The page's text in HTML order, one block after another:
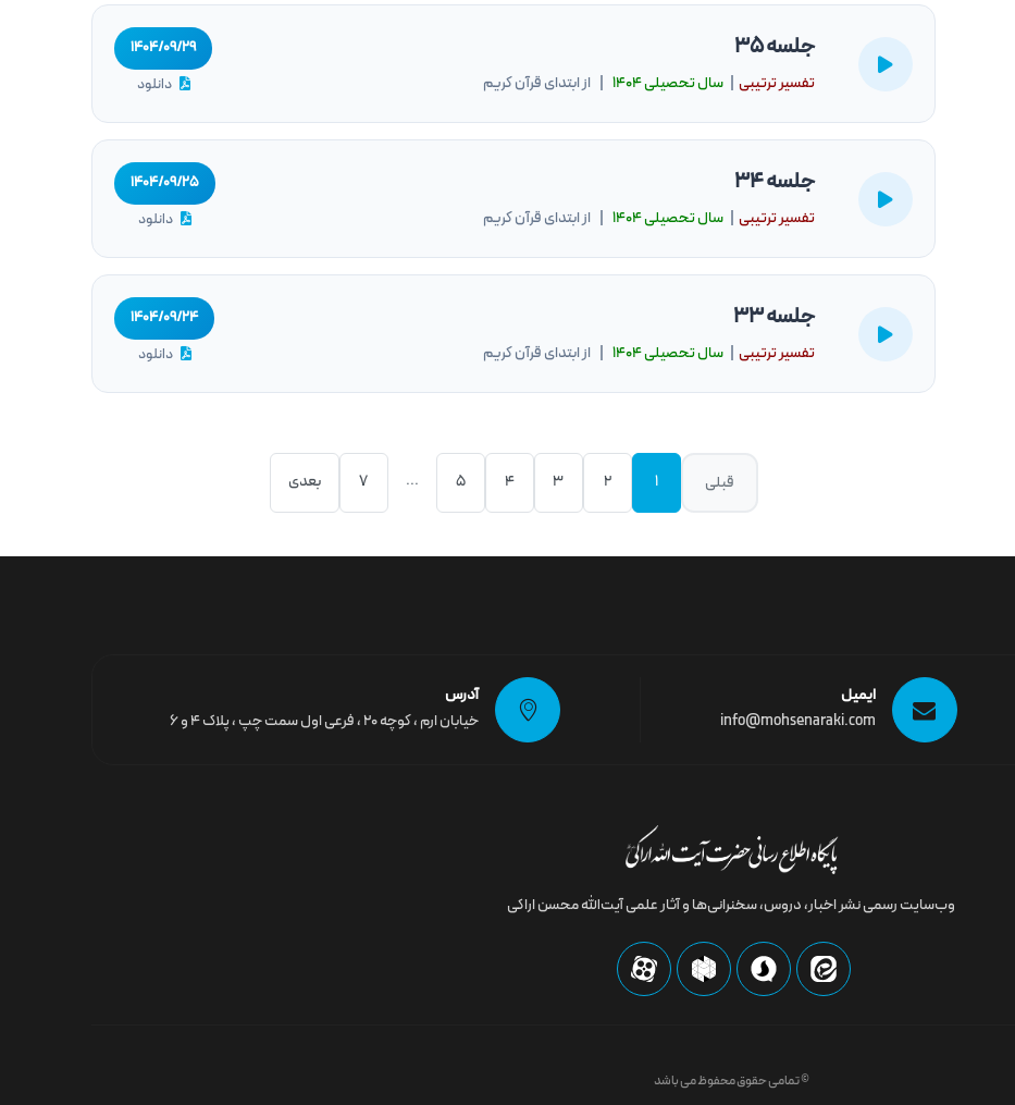
جلسه 35
تفسیر ترتیبی | سال تحصيلى ۱۴۰۴ | از ابتدای قرآن کریم
۱۴۰۴/۰۹/۲۹
دانلود
جلسه 34
تفسیر ترتیبی | سال تحصيلى ۱۴۰۴ | از ابتدای قرآن کریم
۱۴۰۴/۰۹/۲۵
دانلود
جلسه 33
تفسیر ترتیبی | سال تحصيلى ۱۴۰۴ | از ابتدای قرآن کریم
۱۴۰۴/۰۹/۲۴
دانلود
قبلی 1
2
3
4
5
...
7 بعدی
ایمیل
info@mohsenaraki.com
آدرس
خیابان ارم ، کوچه ۲۰ ، فرعی اول سمت چپ ، پلاک ۴ و ۶
وب‌سایت رسمى نشر اخبار، دروس، سخنرانی‌ها و آثار علمی آیت‌الله محسن اراکی
© تمامی حقوق محفوظ می باشد